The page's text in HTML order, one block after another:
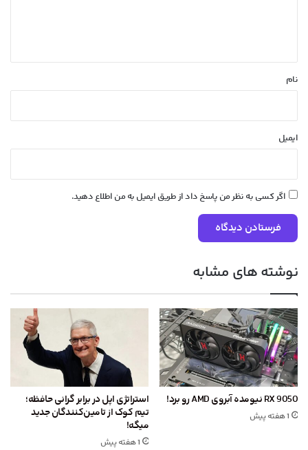
نام
ایمیل
اگر کسی به نظر من پاسخ داد از طریق ایمیل به من اطلاع دهید.
نوشته های مشابه
RX 9050 نیومده آبروی AMD رو برد!
1 هفته پیش
استراتژی اپل در برابر گرانی حافظه؛
تیم کوک از تامین‌کنندگان جدید
میگه!
1 هفته پیش